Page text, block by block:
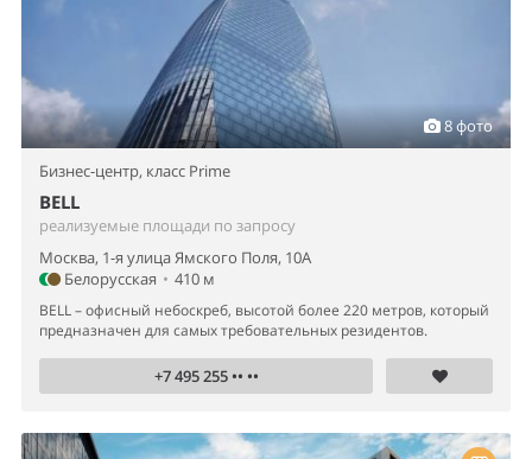
8 фото
Бизнес-центр, класс Prime
BELL
реализуемые площади по запросу
Москва, 1-я улица Ямского Поля, 10А
Белорусская • 410 м
BELL – офисный небоскреб, высотой более 220 метров, который
предназначен для самых требовательных резидентов.
+7 495 255 •• ••